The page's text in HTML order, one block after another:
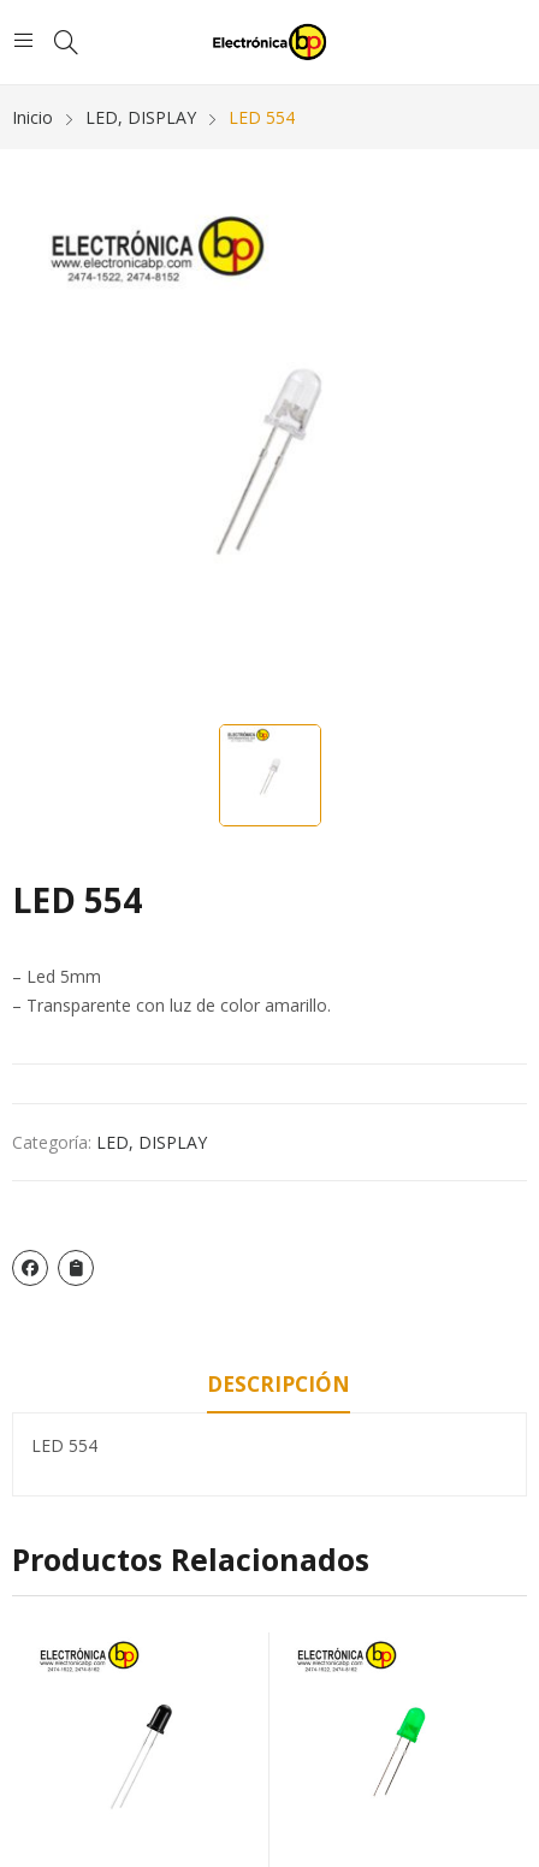
Inicio LED, DISPLAY LED 554
LED 554
– Led 5mm
– Transparente con luz de color amarillo.
Categoría: LED, DISPLAY
DESCRIPCIÓN
LED 554
Productos Relacionados